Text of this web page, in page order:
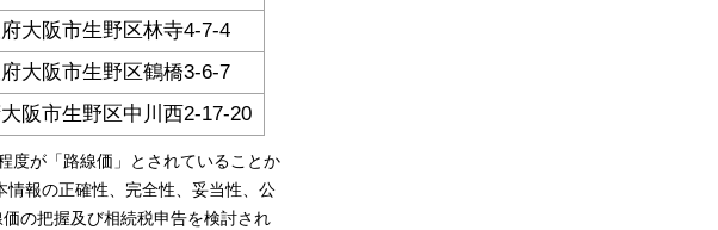
大阪市生野区林寺4-7-4
大阪市生野区鶴橋3-6-7
阪市生野区中川西2-17-20
が「路線価」とされていることか
情報の正確性、完全性、妥当性、公
の把握及び相続税申告を検討され